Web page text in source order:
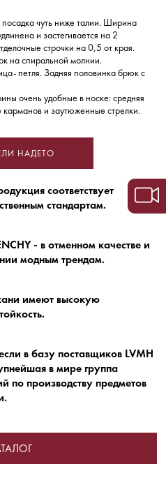
чуть ниже талии. Ширина
и застегивается на 2
строчки на 0,5 от края.
на спиральной молнии.
петля. Задняя половинка брюк с
очень удобные в носке: средняя
карманов и заутюженные стрелки.
НАДЕТО
соответствует
стандартам.
- в отменном качестве и
модным трендам.
имеют высокую
в базу поставщиков LVMH
в мире группа
по производству предметов